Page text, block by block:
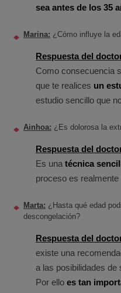
sea antes de los 35
Marina: ¿Cómo influye la
Respuesta del
Como consecuencia
que te realices un
estudio sencillo que
Ainhoa: ¿Es dolorosa la
Respuesta del
Es unatécnica
proceso es realmente
Marta: ¿Hasta qué edad
descongelación?
Respuesta del
existe una
a las posibilidades
Por ello es tan